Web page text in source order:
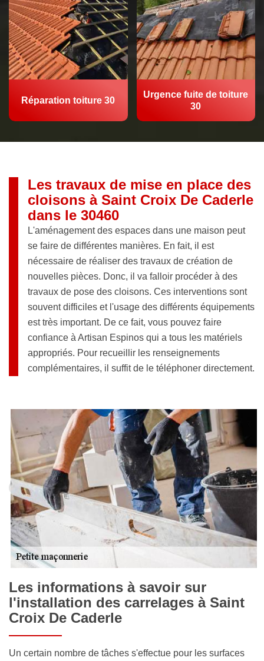
Réparation toiture 30
Urgence fuite de toiture
30
Les travaux de mise en place des
cloisons à Saint Croix De Caderle
dans le 30460
L'aménagement des espaces dans une maison peut
se faire de différentes manières. En fait, il est
nécessaire de réaliser des travaux de création de
nouvelles pièces. Donc, il va falloir procéder à des
travaux de pose des cloisons. Ces interventions sont
souvent difficiles et l'usage des différents équipements
est très important. De ce fait, vous pouvez faire
confiance à Artisan Espinos qui a tous les matériels
appropriés. Pour recueillir les renseignements
complémentaires, il suffit de le téléphoner directement.
Les informations à savoir sur
l'installation des carrelages à Saint
Croix De Caderle
Un certain nombre de tâches s'effectue pour les surfaces